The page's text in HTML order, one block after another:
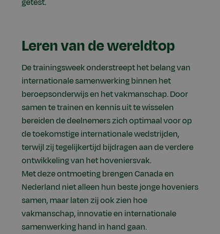
getest.
Leren van de wereldtop
De trainingsweek onderstreept het belang van
internationale samenwerking binnen het
beroepsonderwijs en het vakmanschap. Door
samen te trainen en kennis uit te wisselen
bereiden de deelnemers zich optimaal voor op
de toekomstige internationale wedstrijden,
terwijl zij tegelijkertijd bijdragen aan de verdere
ontwikkeling van het hoveniersvak.
Met deze ontmoeting brengen Canada en
Nederland niet alleen hun beste jonge hoveniers
samen, maar laten zij ook zien hoe
vakmanschap, innovatie en internationale
samenwerking hand in hand gaan.